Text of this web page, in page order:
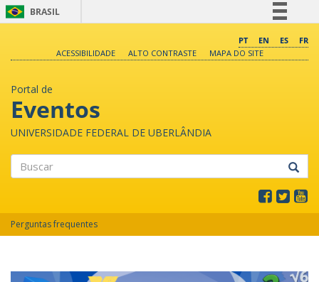
BRASIL
Comunica BR
PT EN ES
FR
ACESSIBILIDADE
ALTO CONTRASTE MAPA DO SITE
Portal de
Eventos
UNIVERSIDADE FEDERAL DE UBERLÂNDIA
Perguntas frequentes